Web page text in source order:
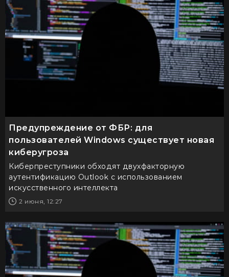
Предупреждение от ФБР: для
пользователей Windows существует новая
киберугроза
Киберпреступники обходят двухфакторную
аутентификацию Outlook с использованием
искусственного интеллекта
2 июня, 12:27